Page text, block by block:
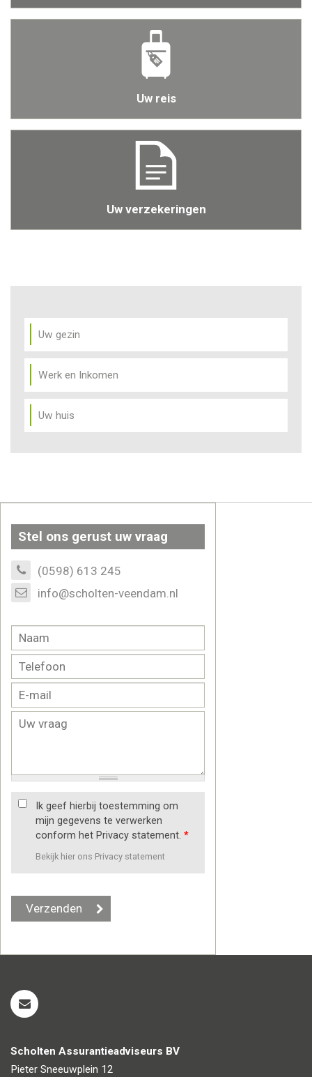
Uw reis
Uw verzekeringen
Uw gezin
Werk en Inkomen
Uw huis
Stel ons gerust uw vraag
(0598) 613 245
info@scholten-veendam.nl
Ik geef hierbij toestemming om
mijn gegevens te verwerken
conform het Privacy statement. *
Bekijk hier ons Privacy statement
Scholten Assurantieadviseurs BV
Pieter Sneeuwplein 12